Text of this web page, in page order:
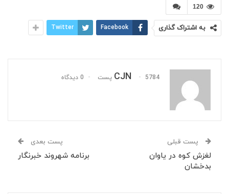
120
به اشتراک گذاری Facebook
Twitter
CJN 5784 پست 0 دیدگاه
پست قبلی
لغزش کوه در یاوان
بدخشان
پست بعدی
برنامه شهروند خبرنگار